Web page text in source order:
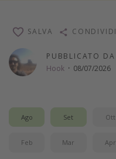
PUBBLICATO DA
Hook · 08/07/2026
SALVA CONDIVIDI
Ago Set Ott
Feb Mar Apr